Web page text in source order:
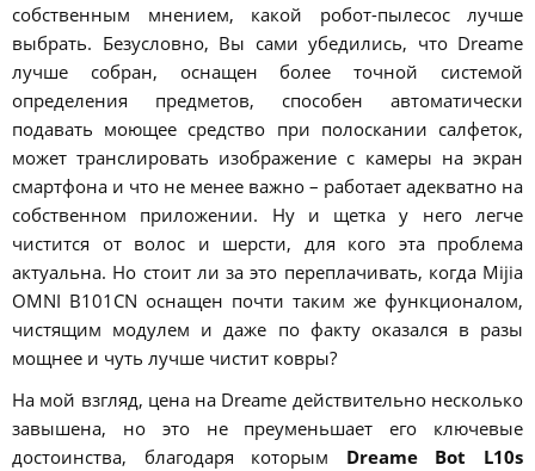
собственным мнением, какой робот-пылесос лучше
выбрать. Безусловно, Вы сами убедились, что Dreame
лучше собран, оснащен более точной системой
определения предметов, способен автоматически
подавать моющее средство при полоскании салфеток,
может транслировать изображение с камеры на экран
смартфона и что не менее важно – работает адекватно на
собственном приложении. Ну и щетка у него легче
чистится от волос и шерсти, для кого эта проблема
актуальна. Но стоит ли за это переплачивать, когда Mijia
OMNI B101CN оснащен почти таким же функционалом,
чистящим модулем и даже по факту оказался в разы
мощнее и чуть лучше чистит ковры?
На мой взгляд, цена на Dreame действительно несколько
завышена, но это не преуменьшает его ключевые
достоинства, благодаря которым Dreame Bot L10s